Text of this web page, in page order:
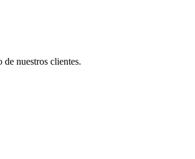
nuestros clientes.